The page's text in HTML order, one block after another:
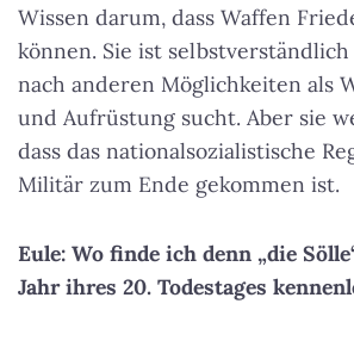
Wissen darum, dass Waffen
können. Sie ist
nach anderen Möglichkeiten als
und Aufrüstung sucht. Aber sie
dass das nationalsozialistische
Militär zum Ende gekommen ist.
Eule: Wo finde ich denn „die
Jahr ihres 20. Todestages